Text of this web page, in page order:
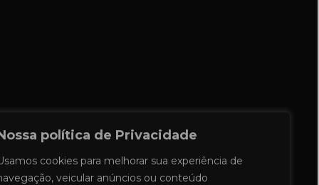
política de Privacidade
cookies para melhorar sua experiência de
veicular anúncios ou conteúdo